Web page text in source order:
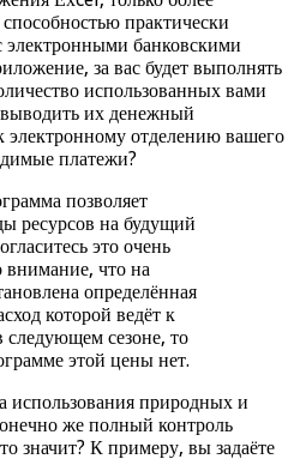
практически
электронными банковскими
за вас будет выполнять
использованных вами
их денежный
электронному отделению вашего
платежи?
позволяет
ресурсов на будущий
это очень
внимание, что на
определённая
которой ведёт к
сезоне, то
этой цены нет.
использования природных и
же полный контроль
значит? К примеру, вы задаёте